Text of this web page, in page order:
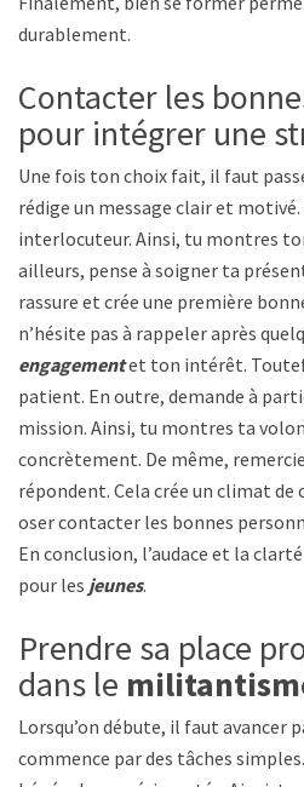
durablement.
Contacter les
pour intégrer une
Une fois ton choix fait, il faut
rédige un message clair et
interlocuteur. Ainsi, tu montres
ailleurs, pense à soigner ta
rassure et crée une première
n’hésite pas à rappeler après
engagementet ton intérêt.
patient. En outre, demande à
mission. Ainsi, tu montres ta
concrètement. De même,
répondent. Cela crée un climat
oser contacter les bonnes
En conclusion, l’audace et la
pour les jeunes.
Prendre sa place
dans le
Lorsqu’on débute, il faut avancer
commence par des tâches